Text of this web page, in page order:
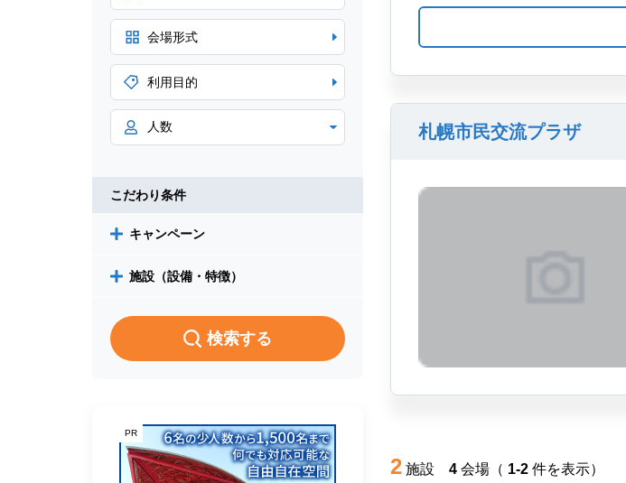
会場形式
利用目的
こだわり条件
キャンペーン
施設（設備・特徴）
検索する
PR
札幌市民交流プラザ
2 施設 4 会場（ 1-2 件を表示）